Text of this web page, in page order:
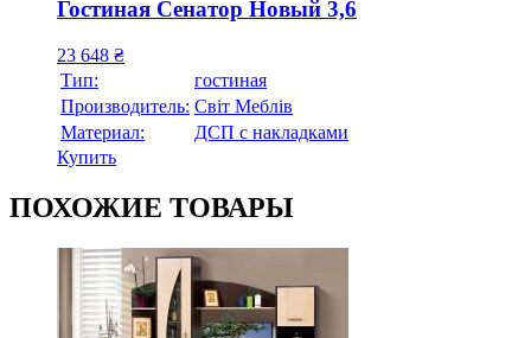
Гостиная Сенатор Новый 3,6
23 648 ₴
Тип:
гостиная
Производитель: Свiт Меблiв
Материал:
ДСП с накладками
Купить
ПОХОЖИЕ ТОВАРЫ